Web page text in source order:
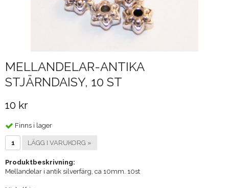
MELLANDELAR-ANTIKA
STJÄRNDAISY, 10 ST
10 kr
Finns i lager
LÄGG I VARUKORG »
Produktbeskrivning:
Mellandelar i antik silverfärg, ca 10mm. 10st